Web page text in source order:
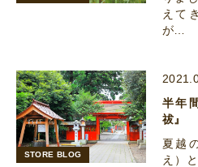
えて
が…
STORE BLOG
半年
祓』
夏越
え）